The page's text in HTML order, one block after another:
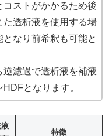
コストがかかるため後
透析液を使用する場
なり前希釈も可能と
逆濾過で透析液を補液
となります。
特徴